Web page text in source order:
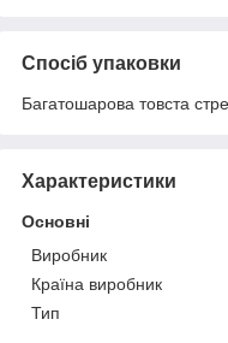
Спосіб упаковки
Багатошарова товста
Характеристики
Основні
Виробник
Країна виробник
Тип